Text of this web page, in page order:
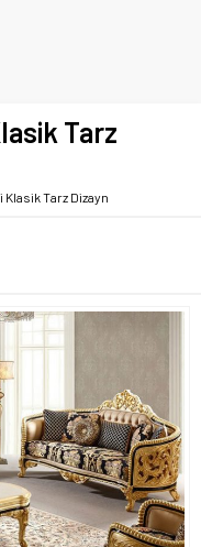
Tarz
Klasik Tarz Dizayn